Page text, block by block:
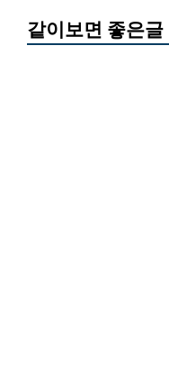
같이보면 좋은글